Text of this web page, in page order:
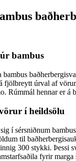
bambus
fjölbreytt úrval af
Rúmmál hennar er
í heildsölu
í sérsniðnum
til
300 stykki.
fyrir marga